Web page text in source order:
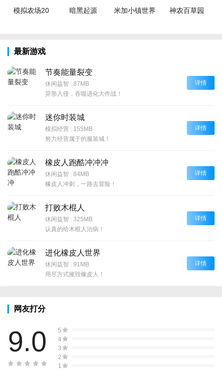
模拟农场20 暗黑起源 米加小镇世界 神农百草园
最新游戏
节奏能量裂变
休闲益智 | 87MB
异形入侵，吞噬进化大作战！
详情
迷你时装城
模拟经营 | 155MB
努力经营属于的服装城！
详情
橡皮人跑酷冲冲冲
休闲益智 | 84MB
橡皮人冲刺，一路去冒险！
详情
打败木棍人
休闲益智 | 325MB
认真的给木棍人治病！
详情
进化橡皮人世界
休闲益智 | 91MB
用尽方式摧毁橡皮人！
详情
网友打分
9.0
5
4
3
2
1